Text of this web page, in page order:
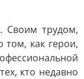
Своим трудом,
том, как герои,
кто недавно